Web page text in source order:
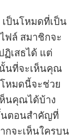
เป็นโหมดที่เป็น
ฟล์ สมาชิกจะ
ฏิเสธได้ แต่
นที่จะเห็นคุณ
หมดนี้จะช่วย
นคุณได้บ้าง
ตอนสำคัญที่
กจะเห็นใครบน